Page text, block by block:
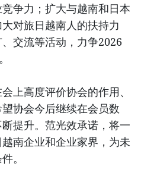
争力；扩大与越南和日本
对旅日越南人的扶持力
交流等活动，力争2026
上高度评价协会的作用、
协会今后继续在会员数
提升。范光效承诺，将一
南企业和企业家界，为未
。